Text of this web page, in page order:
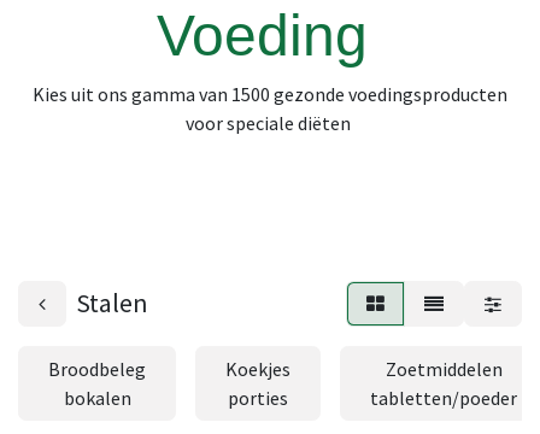
Voeding
Kies uit ons gamma van 1500 gezonde voedingsproducten
voor speciale diëten
Stalen
Broodbeleg
bokalen
Koekjes
porties
Zoetmiddelen
tabletten/poeder